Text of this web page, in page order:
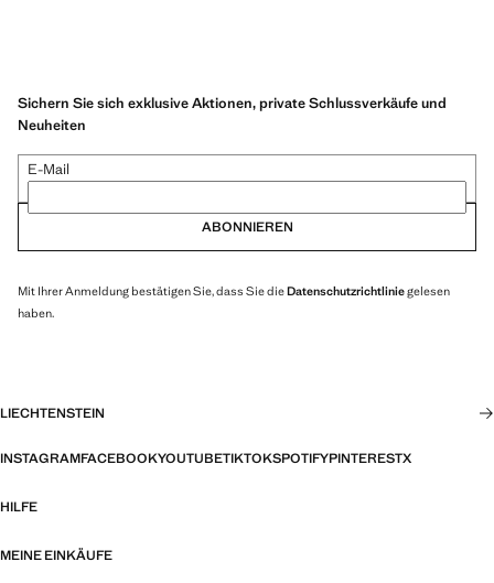
Sichern Sie sich exklusive Aktionen, private Schlussverkäufe und
Neuheiten
E-Mail
ABONNIEREN
Mit Ihrer Anmeldung bestätigen Sie, dass Sie dieDatenschutzrichtliniegelesen
haben.
LIECHTENSTEIN
INSTAGRAMFACEBOOKYOUTUBETIKTOKSPOTIFYPINTERESTX
HILFE
MEINE EINKÄUFE